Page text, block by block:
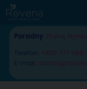
Skip to content
Poradny Praha
Telefon: +420 777 588
E-mail: